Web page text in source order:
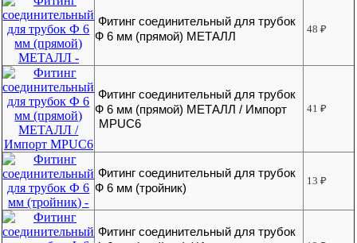
Фитинг соединительный для трубок
Ф 6 мм (прямой) МЕТАЛЛ
48₽
Фитинг соединительный для трубок
Ф 6 мм (прямой) МЕТАЛЛ / Импорт
MPUC6
41₽
Фитинг соединительный для трубок
Ф 6 мм (тройник)
13₽
Фитинг соединительный для трубок